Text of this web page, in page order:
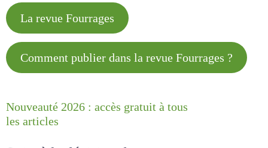
La revue Fourrages
Comment publier dans la revue
Nouveauté 2026 : accès gratuit à